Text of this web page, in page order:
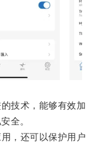
技术，能够有效加
全。
，还可以保护用户